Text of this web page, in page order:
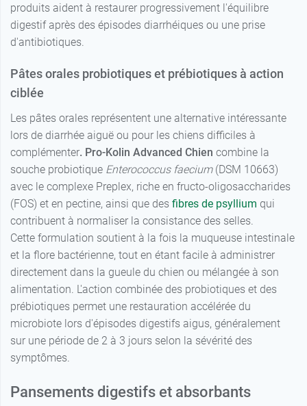
produits aident à restaurer progressivement l'équilibre
digestif après des épisodes diarrhéiques ou une prise
d'antibiotiques.
Pâtes orales probiotiques et prébiotiques à action
ciblée
Les pâtes orales représentent une alternative intéressante
lors de diarrhée aiguë ou pour les chiens difficiles à
complémenter. Pro-Kolin Advanced Chien combine la
souche probiotique Enterococcus faecium(DSM 10663)
avec le complexe Preplex, riche en fructo-oligosaccharides
(FOS) et en pectine, ainsi que des fibres de psyllium qui
contribuent à normaliser la consistance des selles.
Cette formulation soutient à la fois la muqueuse intestinale
et la flore bactérienne, tout en étant facile à administrer
directement dans la gueule du chien ou mélangée à son
alimentation. L'action combinée des probiotiques et des
prébiotiques permet une restauration accélérée du
microbiote lors d'épisodes digestifs aigus, généralement
sur une période de 2 à 3 jours selon la sévérité des
symptômes.
Pansements digestifs et absorbants